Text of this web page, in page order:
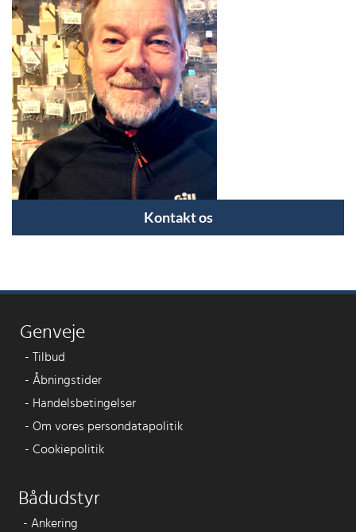
Kontakt os
Genveje
- Tilbud
- Åbningstider
- Handelsbetingelser
- Om vores persondatapolitik
- Cookiepolitik
Bådudstyr
- Ankering